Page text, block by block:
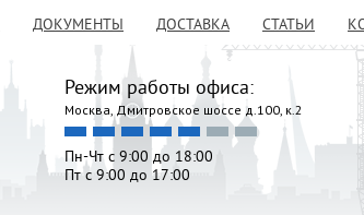
ДОКУМЕНТЫ ДОСТАВКА СТАТЬИ
Режим работы офиса:
Москва, Дмитровское шоссе д.100, к.2
Пн-Чт с 9:00 до 18:00
Пт с 9:00 до 17:00